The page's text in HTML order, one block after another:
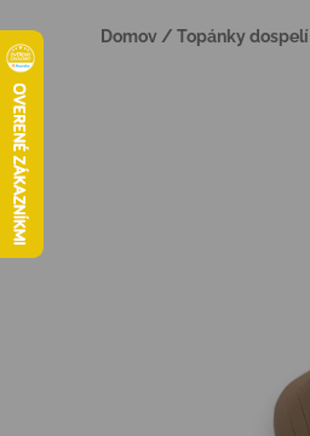
Domov / Topánky dospelí